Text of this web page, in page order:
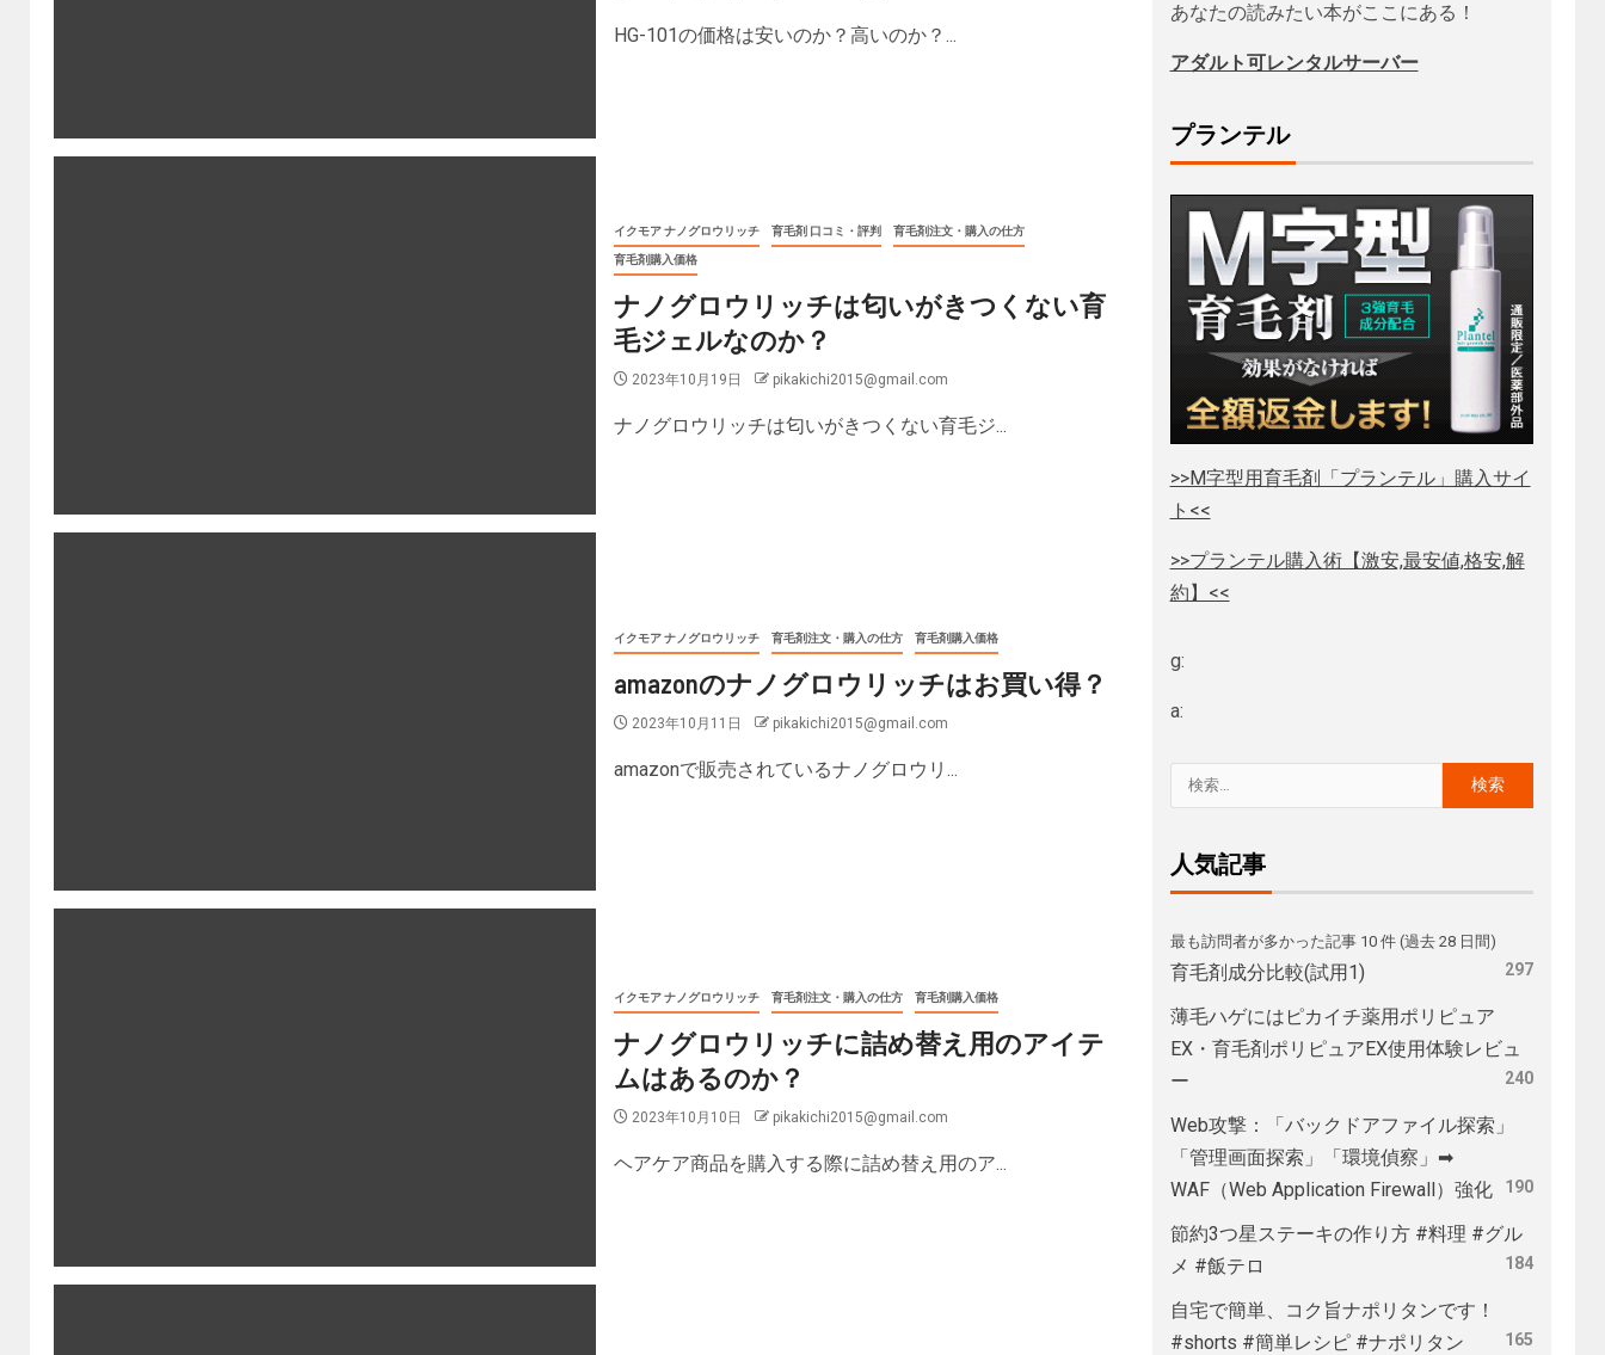
HG-101の価格は安いのか？高いのか？...
イクモア ナノグロウリッチ 育毛剤 口コミ・評判 育毛剤注文・購入の仕方
育毛剤購入価格
ナノグロウリッチは匂いがきつくない育
毛ジェルなのか？
2023年10月19日 pikakichi2015@gmail.com
ナノグロウリッチは匂いがきつくない育毛ジ...
イクモア ナノグロウリッチ 育毛剤注文・購入の仕方 育毛剤購入価格
amazonのナノグロウリッチはお買い得？
2023年10月11日 pikakichi2015@gmail.com
amazonで販売されているナノグロウリ...
イクモア ナノグロウリッチ 育毛剤注文・購入の仕方 育毛剤購入価格
ナノグロウリッチに詰め替え用のアイテ
ムはあるのか？
2023年10月10日 pikakichi2015@gmail.com
ヘアケア商品を購入する際に詰め替え用のア...
あなたの読みたい本がここにある！
アダルト可レンタルサーバー
プランテル
>>M字型用育毛剤「プランテル」購入サイ
ト<<
>>プランテル購入術【激安,最安値,格安,解
約】<<
g:
a:
人気記事
最も訪問者が多かった記事 10 件 (過去 28 日間)
育毛剤成分比較(試用1) 297
薄毛ハゲにはピカイチ薬用ポリピュア
EX・育毛剤ポリピュアEX使用体験レビュ
ー
240
Web攻撃：「バックドアファイル探索」
「管理画面探索」「環境偵察」➡
WAF（Web Application Firewall）強化
190
節約3つ星ステーキの作り方 #料理 #グル
メ #飯テロ
184
自宅で簡単、コク旨ナポリタンです！
#shorts #簡単レシピ #ナポリタン
165